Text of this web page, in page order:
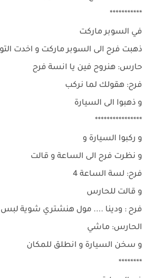
***********
في السوبر ماركت
ذهبت فرح الى السوبر ماركت و اخدت
حارس: هنروح فين يا انسة فرح
فرح: هقولك لما نركب
و ذهبوا الى السيارة
****************
و ركبوا السيارة و
و نظرت فرح الى الساعة و قالت
فرح: لسة الساعة 4
و قالت للحارس
فرح : ودينا .... مول هنشتري شوية
الحارس: ماشي
و سخن السيارة و انطلق للمكان
********